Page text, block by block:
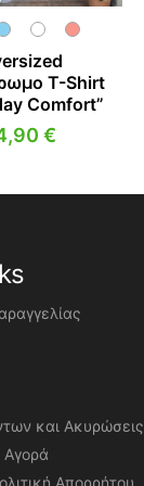
T-Shirt
Comfort”
€
και Ακυρώσεις
Απορρήτου